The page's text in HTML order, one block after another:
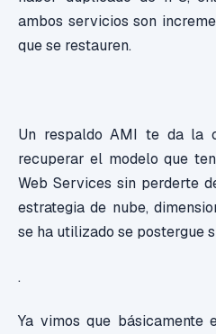
ambos servicios son
que se restauren.
Un respaldo AMI te da la
recuperar el modelo que
Web Services sin perderte
estrategia de nube,
se ha utilizado se postergue
.
Ya vimos que básicamente